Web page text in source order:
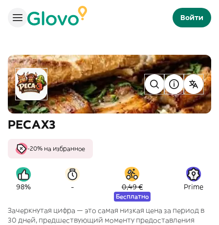
Войти
PECAX3
-20% на избранное
98% - 0,49 €
Бесплатно
Prime
Зачеркнутая цифра — это самая низкая цена за период в
30 дней, предшествующий моменту предоставления